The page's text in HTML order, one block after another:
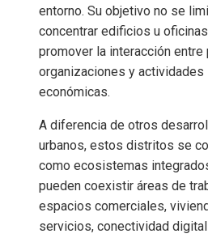
entorno. Su objetivo no se
concentrar edificios u
promover la interacción entre
organizaciones y actividades
económicas.
A diferencia de otros
urbanos, estos distritos se
como ecosistemas
pueden coexistir áreas de
espacios comerciales,
servicios, conectividad